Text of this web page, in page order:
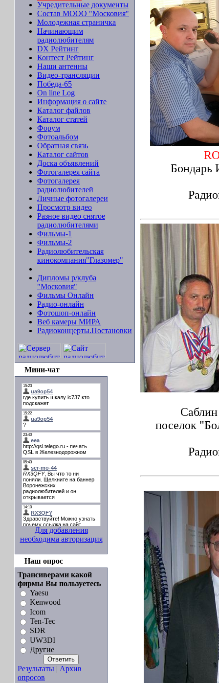
Учредительные документы
Состав МООО "Московия"
Молодежная страничка
Начинающим
радиолюбителям
DX Рейтинг
Контест Рейтинг
Наши антенны
Видео-трансляции
Победа-65
On line Log
Информация о сайте
Каталог файлов
Каталог статей
Форум
Фотоальбом
Обратная связь
Каталог сайтов
Доска объявлений
Фотогалерея сайта
Фотогалерея
радиолюбителей
Личные фотогалереи
Просмотр видео
Разное видео снятое
радиолюбителями
Фильмы-1
Фильмы-2
Радиолюбительская
кинокомпания"Глазомер"
Дипломы р/клуба
"Московия"
Фильмы Онлайн
Радио-онлайн
Фотошоп-онлайн
Веб камеры МИРА
Радиоконцерты.Постановки
Мини-чат
Для добавления
необходима авторизация
Наш опрос
Трансиверами какой
фирмы Вы пользуетесь
Yaesu
Kenwood
Icom
Ten-Tec
SDR
UW3DI
Другие
Результаты | Архив
опросов
Бондарь
поселок